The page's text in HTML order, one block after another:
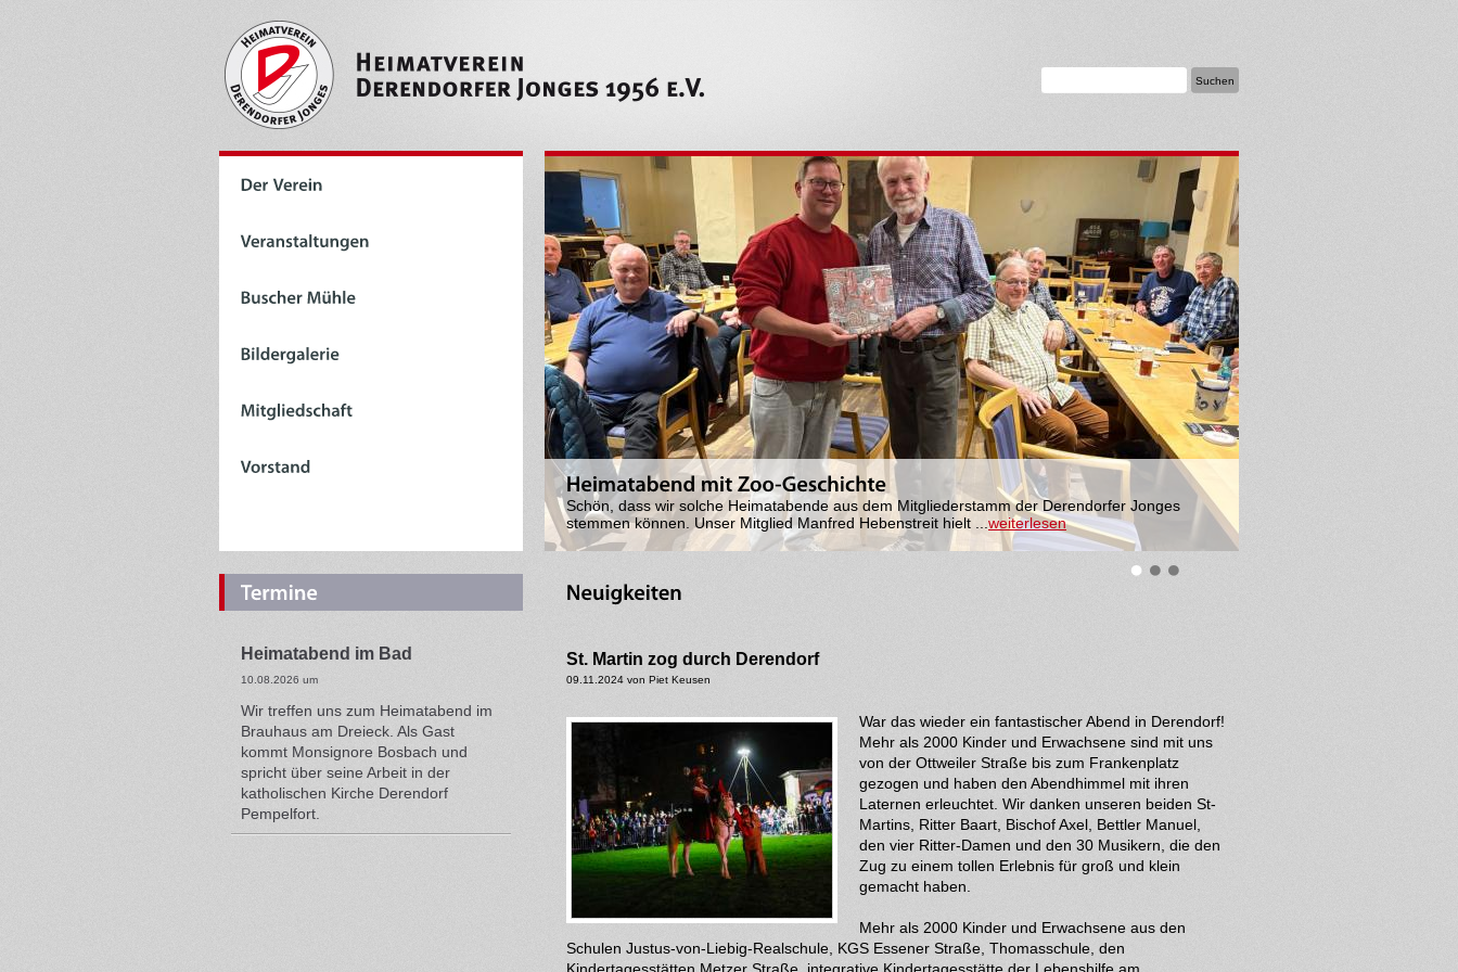
Das war ein eindrucksvoller Vortrag zum Thema Männergesundheit. Zum Heimatabend im Mai
war Urologe Dr. Dietmar Betz zu Gast im Brauahaus am Dreie ...weiterlesen
Heimatabend im Bad
10.08.2026 um
Wir treffen uns zum Heimatabend im
Brauhaus am Dreieck. Als Gast
kommt Monsignore Bosbach und
spricht über seine Arbeit in der
katholischen Kirche Derendorf
Pempelfort.
St. Martin zog durch Derendorf
09.11.2024 von Piet Keusen
War das wieder ein fantastischer Abend in Derendorf!
Mehr als 2000 Kinder und Erwachsene sind mit uns
von der Ottweiler Straße bis zum Frankenplatz
gezogen und haben den Abendhimmel mit ihren
Laternen erleuchtet. Wir danken unseren beiden St-
Martins, Ritter Baart, Bischof Axel, Bettler Manuel,
den vier Ritter-Damen und den 30 Musikern, die den
Zug zu einem tollen Erlebnis für groß und klein
gemacht haben.
Mehr als 2000 Kinder und Erwachsene aus den
Schulen Justus-von-Liebig-Realschule, KGS Essener Straße, Thomasschule, den